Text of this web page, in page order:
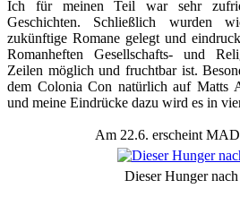
Ich für meinen Teil war sehr
Geschichten. Schließlich wurden
zukünftige Romane gelegt und
Romanheften Gesellschafts- und
Zeilen möglich und fruchtbar ist.
dem Colonia Con natürlich auf
und meine Eindrücke dazu wird es in
Am 22.6. erscheint
Dieser Hunger